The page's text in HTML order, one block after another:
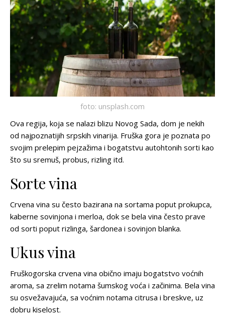
foto: unsplash.com
Ova regija, koja se nalazi blizu Novog Sada, dom je nekih
od najpoznatijih srpskih vinarija. Fruška gora je poznata po
svojim prelepim pejzažima i bogatstvu autohtonih sorti kao
što su sremuš, probus, rizling itd.
Sorte vina
Crvena vina su često bazirana na sortama poput prokupca,
kaberne sovinjona i merloa, dok se bela vina često prave
od sorti poput rizlinga, šardonea i sovinjon blanka.
Ukus vina
Fruškogorska crvena vina obično imaju bogatstvo voćnih
aroma, sa zrelim notama šumskog voća i začinima. Bela vina
su osvežavajuća, sa voćnim notama citrusa i breskve, uz
dobru kiselost.